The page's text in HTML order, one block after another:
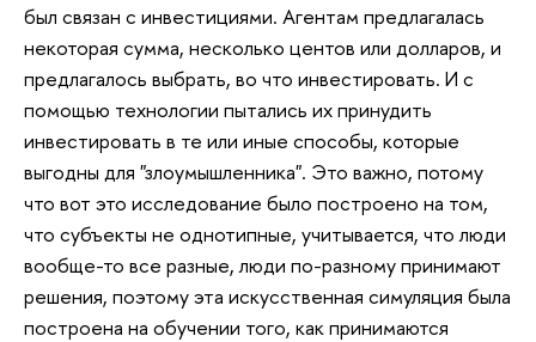
был связан с инвестициями. Агентам предлагалась
некоторая сумма, несколько центов или долларов, и
предлагалось выбрать, во что инвестировать. И с
помощью технологии пытались их принудить
инвестировать в те или иные способы, которые
выгодны для "злоумышленника". Это важно, потому
что вот это исследование было построено на том,
что субъекты не однотипные, учитывается, что люди
вообще-то все разные, люди по-разному принимают
решения, поэтому эта искусственная симуляция была
построена на обучении того, как принимаются